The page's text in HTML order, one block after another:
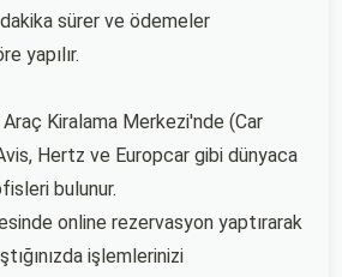
sürer ve ödemeler
yapılır.
Araç Kiralama Merkezi'nde (Car
Hertz ve Europcar gibi dünyaca
bulunur.
online rezervasyon yaptırarak
işlemlerinizi